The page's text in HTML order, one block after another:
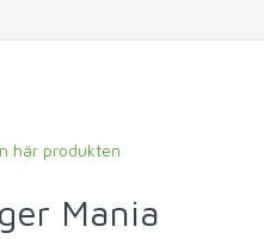
här produkten
Mania